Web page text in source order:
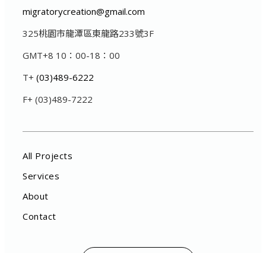
migratorycreation@gmail.com
325桃園市龍潭區東龍路233號3F
GMT+8 10：00-18：00
T+ (03)489-6222
F+ (03)489-7222
All Projects
Services
About
Contact